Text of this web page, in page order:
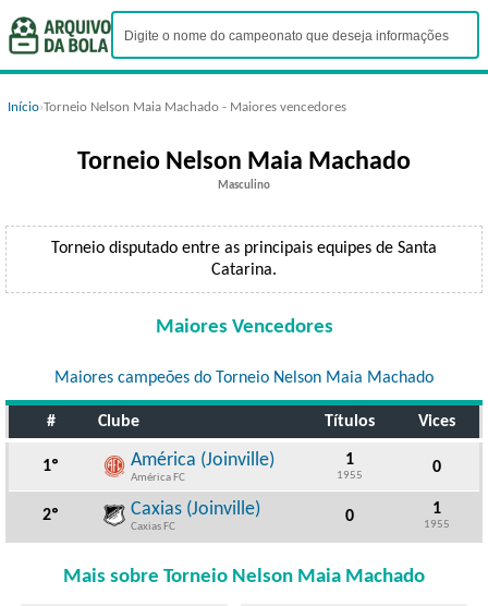
Início›Torneio Nelson Maia Machado - Maiores vencedores
Torneio Nelson Maia Machado
Masculino
Torneio disputado entre as principais equipes de Santa
Catarina.
Maiores Vencedores
Maiores campeões do Torneio Nelson Maia Machado
# Clube Títulos Vices
1º América (Joinville)
América FC
1
1955 0
2º Caxias (Joinville)
Caxias FC
0 1
1955
Mais sobre Torneio Nelson Maia Machado